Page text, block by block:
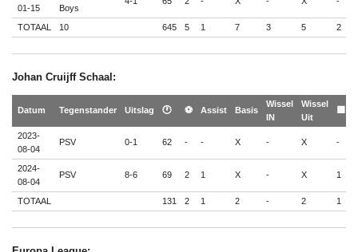
01-15
Boys
TOTAAL 10 645 5 1 7 3 5 2
Johan Cruijff Schaal:
Datum Tegenstander Uitslag 🕐 ⚽ Assist Basis
Wissel
IN
Wissel
Uit
🟨
2023-
08-04
PSV 0-1 62 - - X - X -
2024-
08-04
PSV 8-6 69 2 1 X - X 1
TOTAAL 131 2 1 2 - 2 1